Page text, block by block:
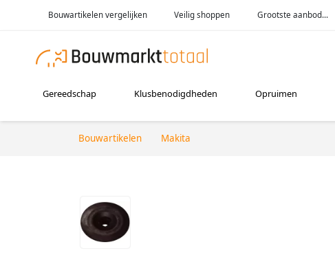
Bouwartikelen vergelijken Veilig shoppen Grootste aanbod...
Gereedschap Klusbenodigdheden Opruimen
Bouwartikelen Makita